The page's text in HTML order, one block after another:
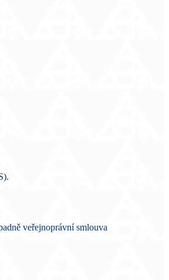
veřejnoprávní smlouva